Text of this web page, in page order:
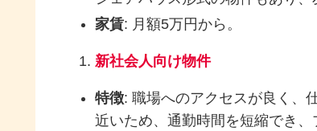
家賃: 月額5万円から。
新社会人向け物件
特徴: 職場へのアクセスが良く、
近いため、通勤時間を短縮でき、